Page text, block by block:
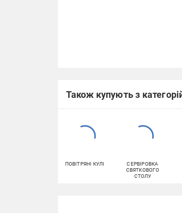
Також купують з
ПОВІТРЯНІ КУЛІ
СЕРВІРОВКА
СВЯТКОВОГО
СТОЛУ